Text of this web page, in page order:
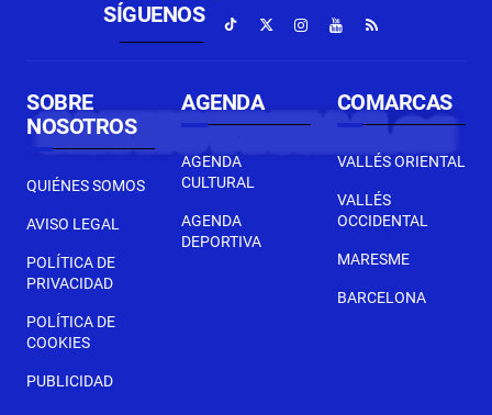
SÍGUENOS
SOBRE
NOSOTROS
QUIÉNES SOMOS
AVISO LEGAL
POLÍTICA DE
PRIVACIDAD
POLÍTICA DE
COOKIES
PUBLICIDAD
AGENDA
AGENDA
CULTURAL
AGENDA
DEPORTIVA
COMARCAS
VALLÉS ORIENTAL
VALLÉS
OCCIDENTAL
MARESME
BARCELONA